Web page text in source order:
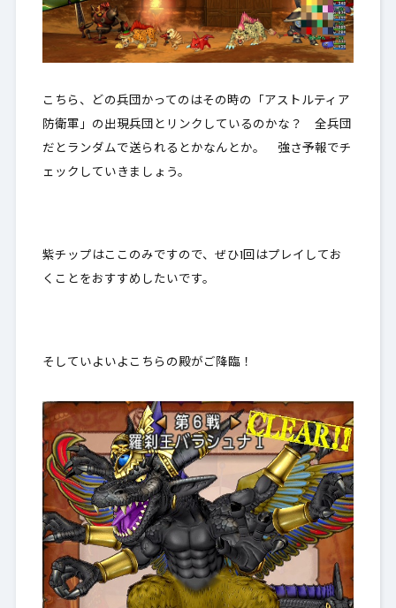
こちら、どの兵団かってのはその時の「アストルティア
防衛軍」の出現兵団とリンクしているのかな？ 全兵団
だとランダムで送られるとかなんとか。 強さ予報でチ
ェックしていきましょう。
紫チップはここのみですので、ぜひ1回はプレイしてお
くことをおすすめしたいです。
そしていよいよこちらの殿がご降臨！